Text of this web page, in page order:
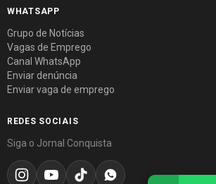
WHATSAPP
Grupo de Notícias
Vagas de Emprego
Canal WhatsApp
Enviar denúncia
Enviar vaga de emprego
REDES SOCIAIS
Siga o Jornal Conquista